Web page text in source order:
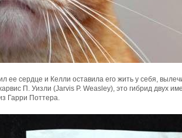
ее сердце и Келли оставила его жить у себя,
П. Уизли (Jarvis P. Weasley), это гибрид двух
Гарри Поттера.